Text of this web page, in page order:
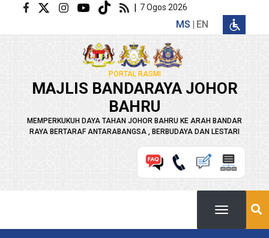
Langkau ke kandungan utama | 7 Ogos 2026
MS EN
PORTAL RASMI
MAJLIS BANDARAYA JOHOR
BAHRU
MEMPERKUKUH DAYA TAHAN JOHOR BAHRU KE ARAH BANDAR
RAYA BERTARAF ANTARABANGSA , BERBUDAYA DAN LESTARI